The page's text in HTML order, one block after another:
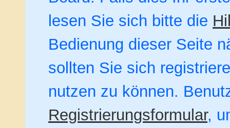
lesen Sie sich bitte die
Bedienung dieser Seite
sollten Sie sich
nutzen zu können.
Registrierungsformular,